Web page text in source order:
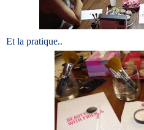
Et la pratique..